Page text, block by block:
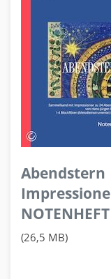
Abendstern
NOTENHEFT
(26,5 MB)